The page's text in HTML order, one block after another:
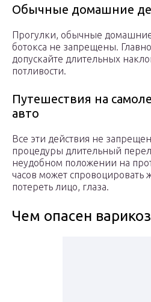
Обычные домашние
Прогулки, обычные
ботокса не запрещены.
допускайте длительных
потливости.
Путешествия на
авто
Все эти действия не
процедуры длительный
неудобном положении на
часов может спровоцировать
потереть лицо, глаза.
Чем опасен варикоз